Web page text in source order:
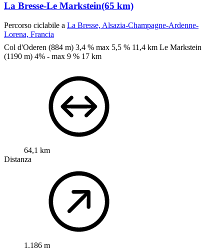
La Bresse-Le Markstein(65 km)
Percorso ciclabile a La Bresse, Alsazia-Champagne-Ardenne-
Lorena, Francia
Col d'Oderen (884 m) 3,4 % max 5,5 % 11,4 km Le Markstein
(1190 m) 4% - max 9 % 17 km
64,1 km
Distanza
1.186 m